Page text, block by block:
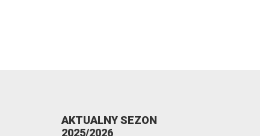
AKTUALNY SEZON
2025/2026